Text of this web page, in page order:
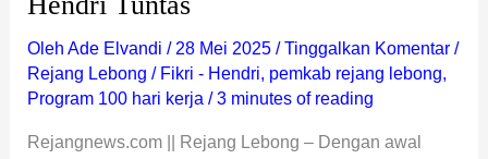
Oleh Ade Elvandi / 28 Mei 2025 /Tinggalkan Komentar /
Rejang Lebong / Fikri - Hendri, pemkab rejang lebong,
Program 100 hari kerja /3 minutes of reading
Rejangnews.com || Rejang Lebong – Dengan awal